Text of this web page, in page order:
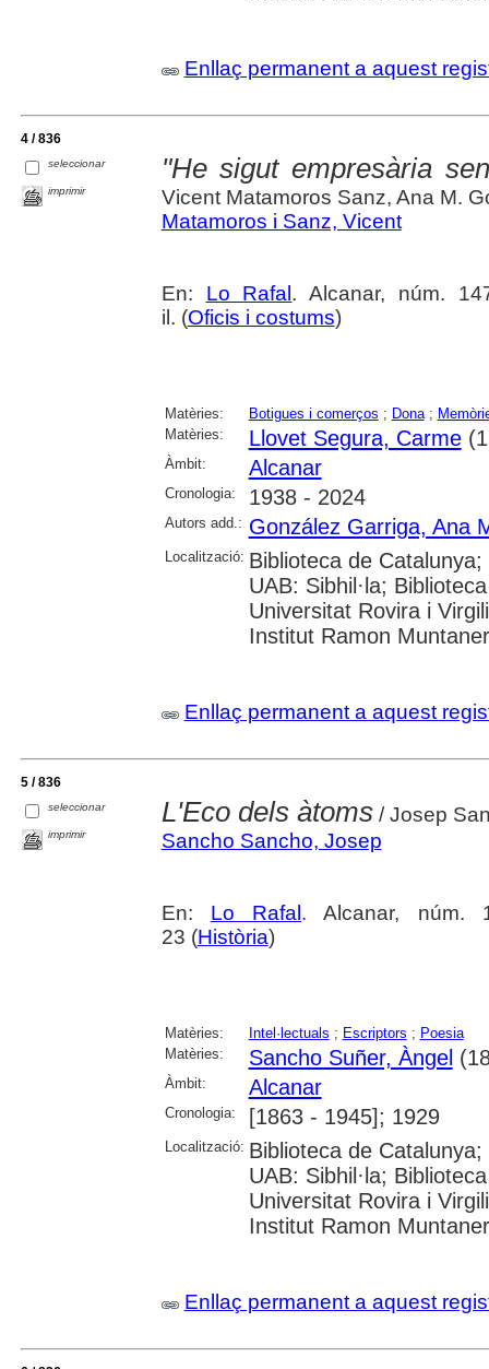
Enllaç permanent a aquest
4 / 836
seleccionar
imprimir
"He sigut empresària
Vicent Matamoros Sanz, Ana M.
Matamoros i Sanz, Vicent
En: Lo Rafal . Alcanar, núm.
il. (Oficis i costums)
Matèries: Botigues i comerços ; Dona;
Matèries:
Llovet Segura, Carme
Àmbit: Alcanar
Cronologia: 1938 - 2024
Autors add.: González Garriga, Ana
Localització: Biblioteca de
UAB: Sibhil·la;
Universitat Rovira i
Institut Ramon Muntaner
Enllaç permanent a aquest
5 / 836
seleccionar
imprimir
L'Eco dels àtoms/ Josep
Sancho Sancho, Josep
En: Lo Rafal . Alcanar, núm.
23 (Història)
Matèries: Intel·lectuals ; Escriptors ; Poesia
Matèries:
Sancho Suñer, Àngel
Àmbit: Alcanar
Cronologia: [1863 - 1945]; 1929
Localització: Biblioteca de
UAB: Sibhil·la;
Universitat Rovira i
Institut Ramon Muntaner
Enllaç permanent a aquest